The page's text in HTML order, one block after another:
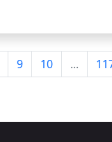
9 10 ...